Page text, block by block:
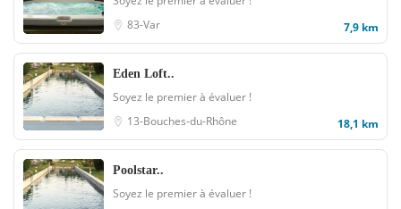
83-Var
7,9 km
Eden Loft..
Soyez le premier à évaluer !
13-Bouches-du-Rhône
18,1 km
Poolstar..
Soyez le premier à évaluer !